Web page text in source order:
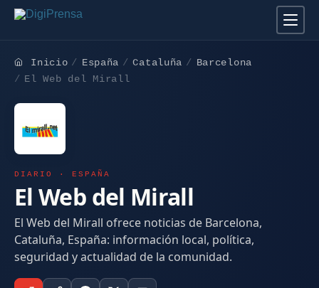
Inicio España Cataluña
Barcelona
El Web del Mirall
DIARIO · ESPAÑA
El Web del Mirall
El Web del Mirall ofrece noticias de Barcelona,
Cataluña, España: información local, política,
seguridad y actualidad de la comunidad.